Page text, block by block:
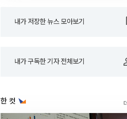
내가 저장한 뉴스 모아보기
내가 구독한 기자 전체보기
한 컷